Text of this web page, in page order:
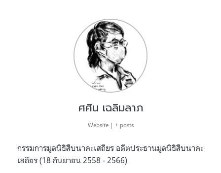
ศศิน เฉลิมลาภ
Website | + posts
กรรมการมูลนิธิสืบนาคะเสถียร อดีตประธานมูลนิธิสืบนาคะ
เสถียร (18 กันยายน 2558 - 2566)